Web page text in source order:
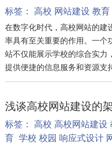
标签： 高校 网站建设 教育
在数字化时代，高校网站的建
率具有至关重要的作用。一个
站不仅能展示学校的综合实力
提供便捷的信息服务和资源支
浅谈高校网站建设的
标签： 高校 高校网站建设
育 学校 校园 响应式设计